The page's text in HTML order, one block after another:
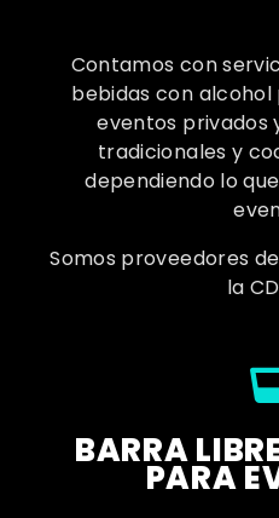
Contamos con
bebidas con
eventos privados
tradicionales y
dependiendo lo
Somos proveedores
la
BARRA
PARA